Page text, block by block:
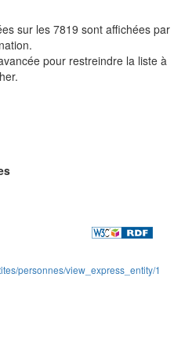
sur les 7819 sont affichées par
pour restreindre la liste à
personnes/view_express_entity/1